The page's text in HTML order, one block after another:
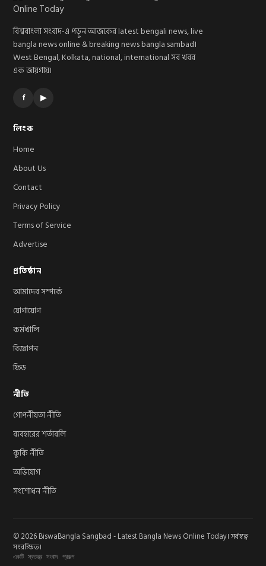
বিশ্ববাংলা সংবাদ-এ পড়ুন আজকের latest bengali news, live
bangla news online & breaking news bangla sambad।
West Bengal, Kolkata, national, international সব খবর
এক জায়গায়।
f ▶
লিংক
Home
About Us
Contact
Privacy Policy
Terms of Service
Advertise
প্রতিষ্ঠান
আমাদের সম্পর্কে
যোগাযোগ
কর্মখালি
বিজ্ঞাপন
ফিড
নীতি
গোপনীয়তা নীতি
ব্যবহারের শর্তাবলি
কুকি নীতি
অভিযোগ
সংশোধন নীতি
© 2026 BiswaBangla Sangbad - Latest Bangla News Online Today। সর্বস্বত্ব
সংরক্ষিত।
একটি স্বতন্ত্র সংবাদ প্রকল্প